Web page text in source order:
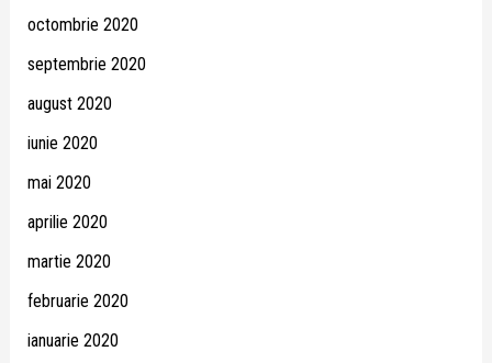
octombrie 2020
septembrie 2020
august 2020
iunie 2020
mai 2020
aprilie 2020
martie 2020
februarie 2020
ianuarie 2020